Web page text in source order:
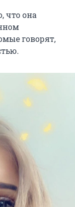
что она
говорят,